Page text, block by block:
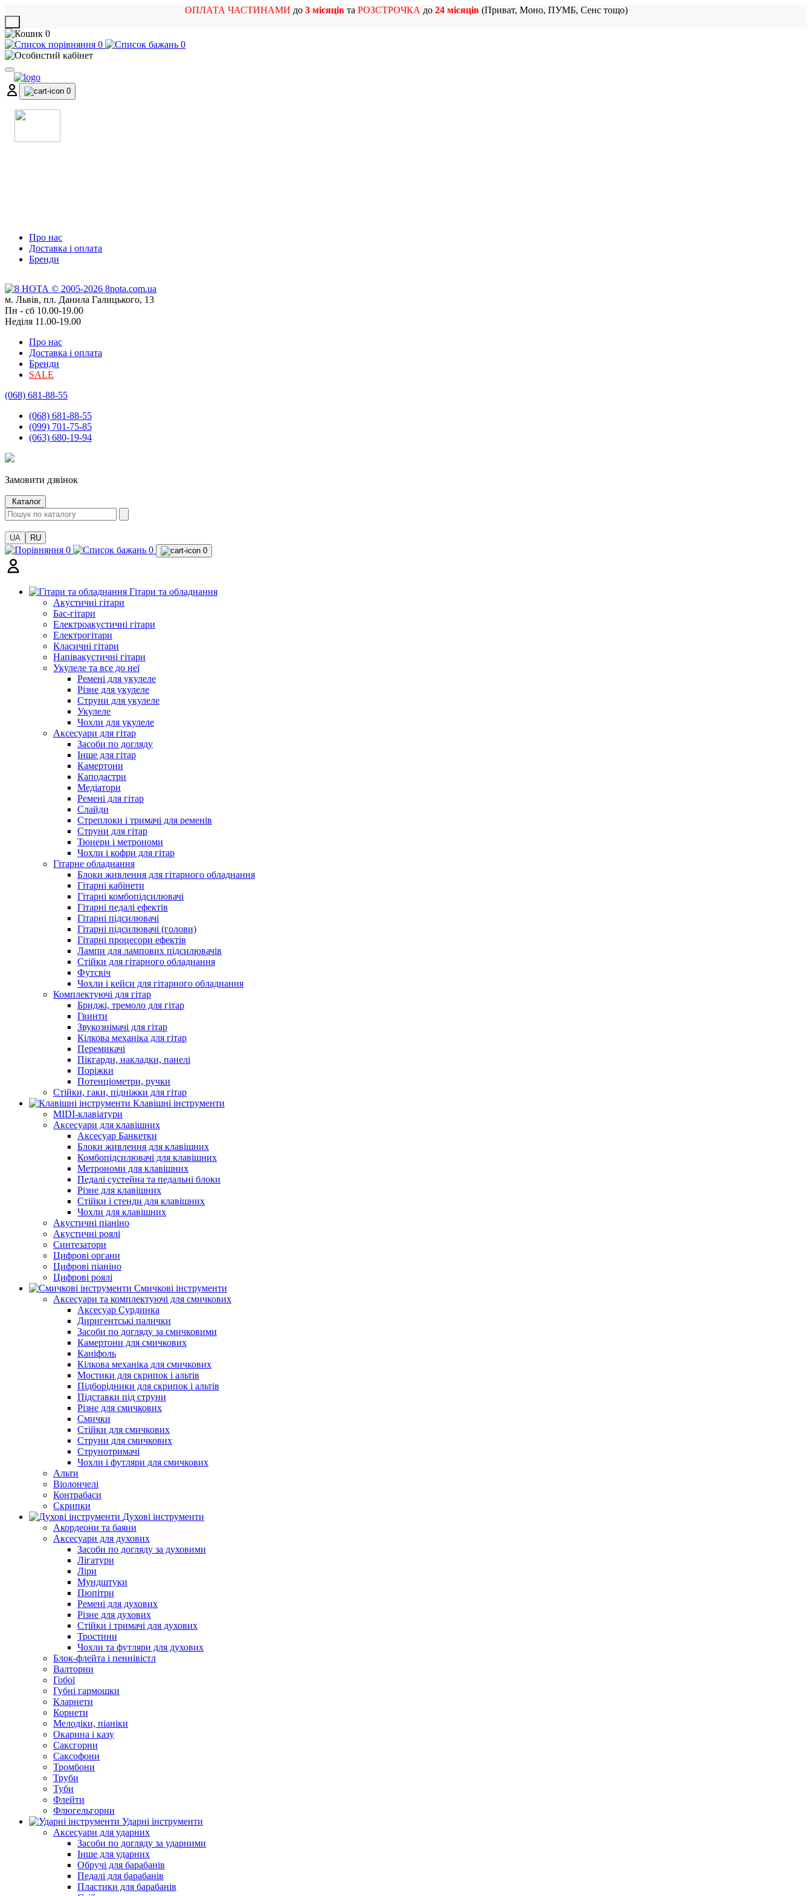
ОПЛАТА ЧАСТИНАМИ до 3 місяцівта РОЗСТРОЧКА до 24 місяців(Приват, Моно, ПУМБ, Сенс тощо)
0
0
0
0
Про нас
Доставка і оплата
Бренди
м. Львів, пл. Данила Галицького, 13
Пн - сб 10.00-19.00
Неділя 11.00-19.00
Про нас
Доставка і оплата
Бренди
SALE
(068) 681-88-55
(068) 681-88-55
(099) 701-75-85
(063) 680-19-94
Замовити дзвінок
Каталог
UA RU
0 0 0
Гітари та обладнання
Акустичні гітари
Бас-гітари
Електроакустичні гітари
Електрогітари
Класичні гітари
Напівакустичні гітари
Укулеле та все до неї
Ремені для укулеле
Різне для укулеле
Струни для укулеле
Укулеле
Чохли для укулеле
Аксесуари для гітар
Засоби по догляду
Інше для гітар
Камертони
Каподастри
Медіатори
Ремені для гітар
Слайди
Стреплоки і тримачі для ременів
Струни для гітар
Тюнери і метрономи
Чохли і кофри для гітар
Гітарне обладнання
Блоки живлення для гітарного обладнання
Гітарні кабінети
Гітарні комбопідсилювачі
Гітарні педалі ефектів
Гітарні підсилювачі
Гітарні підсилювачі (голови)
Гітарні процесори ефектів
Лампи для лампових підсилювачів
Стійки для гітарного обладнання
Футсвіч
Чохли і кейси для гітарного обладнання
Комплектуючі для гітар
Бриджі, тремоло для гітар
Гвинти
Звукознімачі для гітар
Кілкова механіка для гітар
Перемикачі
Пікгарди, накладки, панелі
Поріжки
Потенціометри, ручки
Стійки, гаки, підніжки для гітар
Клавішні інструменти
MIDI-клавіатури
Аксесуари для клавішних
Аксесуар Банкетки
Блоки живлення для клавішних
Комбопідсилювачі для клавішних
Метрономи для клавішних
Педалі сустейна та педальні блоки
Різне для клавішних
Стійки і стенди для клавішних
Чохли для клавішних
Акустичні піаніно
Акустичні роялі
Синтезатори
Цифрові органи
Цифрові піаніно
Цифрові роялі
Смичкові інструменти
Аксесуари та комплектуючі для смичкових
Аксесуар Сурдинка
Диригентські палички
Засоби по догляду за смичковими
Камертони для смичкових
Каніфоль
Кілкова механіка для смичкових
Мостики для скрипок і альтів
Підборiдники для скрипок і альтів
Підставки під струни
Різне для смичкових
Смички
Стійки для смичкових
Струни для смичкових
Струнотримачі
Чохли і футляри для смичкових
Альти
Віолончелі
Контрабаси
Скрипки
Духові інструменти
Акордеони та баяни
Аксесуари для духових
Засоби по догляду за духовими
Лігатури
Ліри
Мундштуки
Пюпітри
Ремені для духових
Різне для духових
Стійки і тримачі для духових
Тростини
Чохли та футляри для духових
Блок-флейта і пеннівістл
Валторни
Гобої
Губні гармошки
Кларнети
Корнети
Мелодіки, піаніки
Окарина і казу
Саксгорни
Саксофони
Тромбони
Труби
Туби
Флейти
Флюгельгорни
Ударні інструменти
Аксесуари для ударних
Засоби по догляду за ударними
Інше для ударних
Обручі для барабанів
Педалі для барабанів
Пластики для барабанів